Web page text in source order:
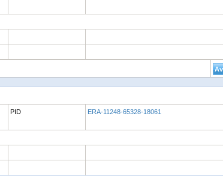
PID ERA-11248-65328-18061